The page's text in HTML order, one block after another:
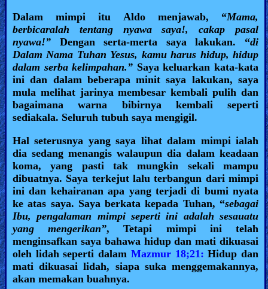
Dalam mimpi itu Aldo menjawab, “Mama,
berbicaralah tentang nyawa saya!, cakap pasal
nyawa!” Dengan serta-merta saya lakukan. “di
Dalam Nama Tuhan Yesus, kamu harus hidup, hidup
dalam serba kelimpahan.” Saya keluarkan kata-kata
ini dan dalam beberapa minit saya lakukan, saya
mula melihat jarinya membesar kembali pulih dan
bagaimana warna bibirnya kembali seperti
sediakala. Seluruh tubuh saya mengigil.
Hal seterusnya yang saya lihat dalam mimpi ialah
dia sedang menangis walaupun dia dalam keadaan
koma, yang pasti tak mungkin sekali mampu
dibuatnya. Saya terkejut lalu terbangun dari mimpi
ini dan kehairanan apa yang terjadi di bumi nyata
ke atas saya. Saya berkata kepada Tuhan, “sebagai
Ibu, pengalaman mimpi seperti ini adalah sesauatu
yang mengerikan”, Tetapi mimpi ini telah
menginsafkan saya bahawa hidup dan mati dikuasai
oleh lidah seperti dalam Mazmur 18;21: Hidup dan
mati dikuasai lidah, siapa suka menggemakannya,
akan memakan buahnya.